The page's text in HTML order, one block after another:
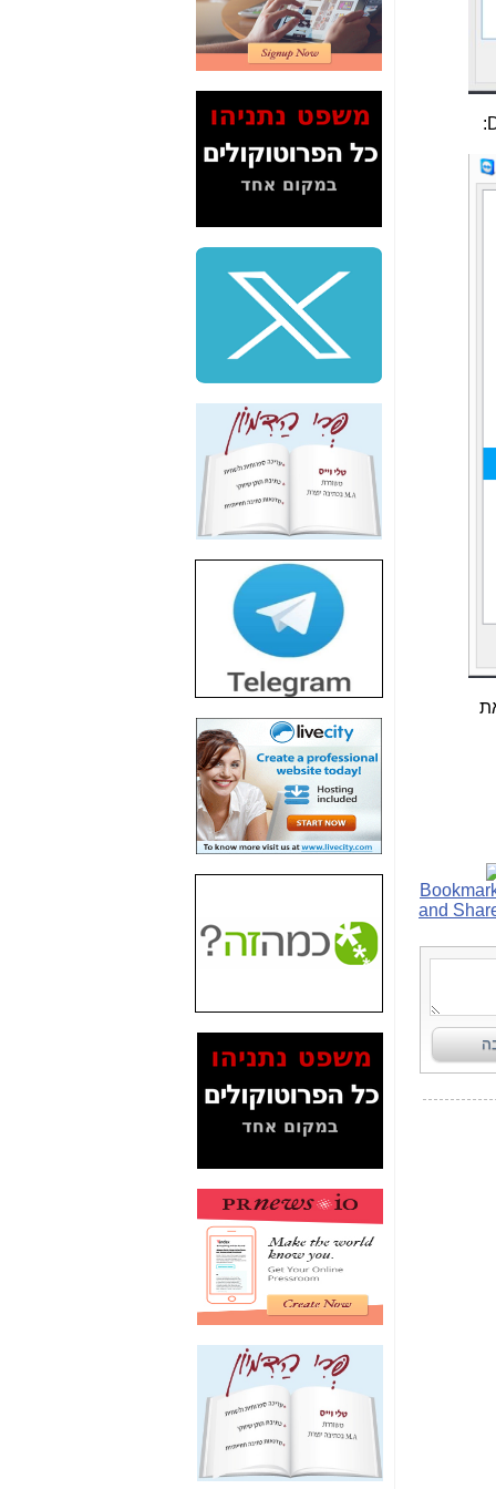
:
2" על תעלולי השר
משה כחלון -כאן
המשך חשיפת הבלוף
ששמו "מהפיכת
הסלולר" ואיך מסרסים
כאן
סיכום ביקור בסיליקון
שלמה פילבר (עד
לאחרונה מנכ"ל משרד
התקשורת) - עד
מדינה? הצחקתם
"יש אפליה בחקירה"?
חשיפה: למה השר
משה כחלון לא נחקר
עד היום? -
כאן
הדומה לזו של "תיק
4000" אך בתחום
הסלולר -
חשיפת מה שלא
רוצים שתדעו בעניין
פריסת אנלימיטד
(בניחוח בלתי נסבל) -
כאן
חשיפה: איוב קרא
אישר לקבוצת סלקום
בדיוק מה שביבי אישר
כאן
האם השר איוב קרא
היה צריך בכלל לחתום
על האישור, שנתן
האם ביבי וקרא קבלו
בכלל תמורה עבור
המסמכים בנושא בזק-
Yes (תיק 4000)
לאיש הלא נכון! -כאן
עובדות ומסמכים
האם ביבי כשר
תקשורת עזר לקב'
בזק? -כאן
מה מקור ה-Fake
News שהביא לתפירת
תיק לביבי והעלמת
החשודים הנכונים -כאן
אחת הרגליים של "תיק
4000 התפור"
התמוטטה היום
בניצחון (כפול) של בזק
-
כאן
איך כתבות מפנקות